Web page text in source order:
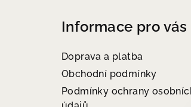
Informace pro vás
Doprava a platba
Obchodní podmínky
Podmínky ochrany